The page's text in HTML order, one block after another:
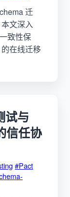
迁
文深入
致性保
在线迁移
试与
信任协
#Pact